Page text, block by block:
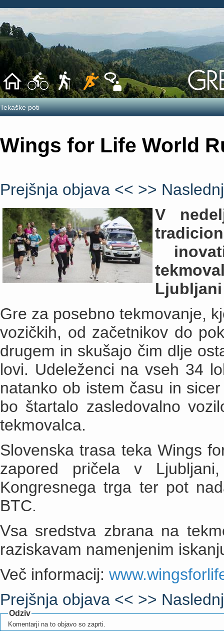
Tekaške poti
Wings for Life World
Prejšnja objava << >>
V
Gre za posebno tekmovanje,
vozičkih, od začetnikov do
drugem in skušajo čim dlje
lovi. Udeleženci na vseh 34
natanko ob istem času in
bo štartalo zasledovalno
tekmovalca.
Slovenska trasa teka Wings
zapored pričela v
Kongresnega trga ter pot
BTC.
Vsa sredstva zbrana na
raziskavam namenjenim
Več informacij:
Prejšnja objava << >>
Odziv
Komentarji na to objavo so zaprti.